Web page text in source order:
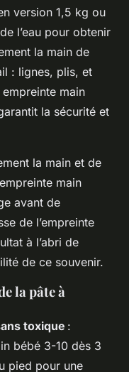
version 1,5 kg ou
l’eau pour obtenir
la main de
: lignes, plis, et
main
la sécurité et
la main et de
main
avant de
de l’empreinte
à l’abri de
de ce souvenir.
la pâte à
toxique :
bébé 3-10 dès 3
pied pour une